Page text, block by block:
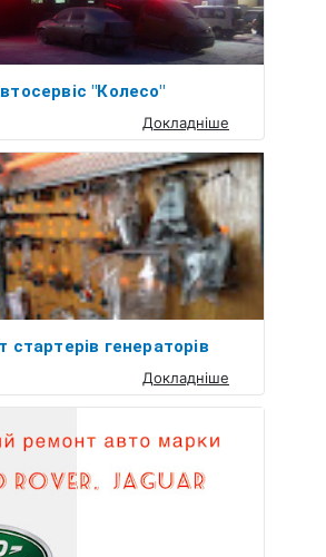
"Колесо"
Докладніше
стартерів генераторів
Докладніше